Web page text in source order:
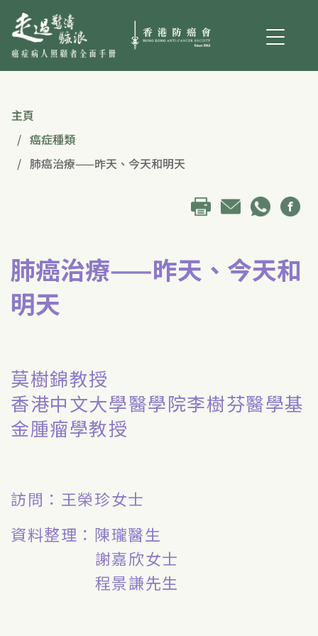
主頁
癌症種類
肺癌治療——昨天、今天和明天
肺癌治療——昨天、今天和
明天
莫樹錦教授
香港中文大學醫學院李樹芬醫學基
金腫瘤學教授
訪問：王榮珍女士
資料整理：陳瓏醫生
謝嘉欣女士
程景謙先生